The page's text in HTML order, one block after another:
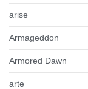
arise
Armageddon
Armored Dawn
arte